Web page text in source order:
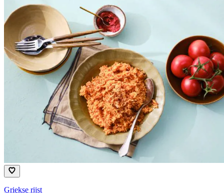
Griekse rijst